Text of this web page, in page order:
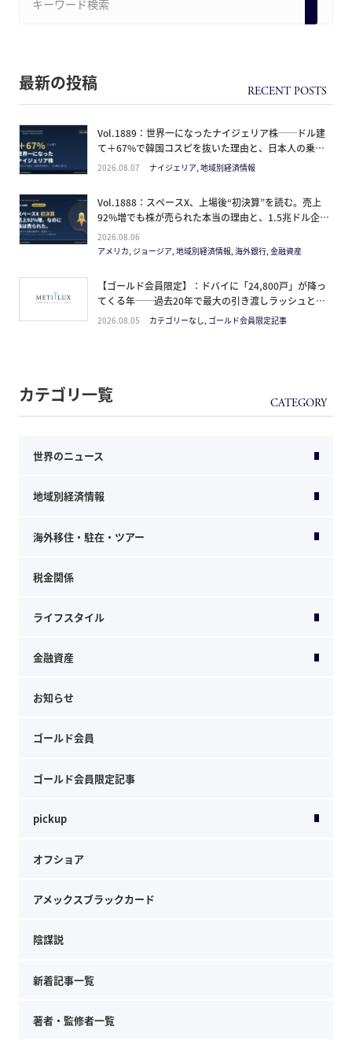
最新の投稿
Vol.1889：世界一になったナイジェリア株──ドル建
て＋67%で韓国コスピを抜いた理由と、日本人の乗り
方
2026.08.07 ナイジェリア, 地域別経済情報
Vol.1888：スペースX、上場後“初決算”を読む。売上
92%増でも株が売られた本当の理由と、1.5兆ドル企業
の買い方。
2026.08.06
アメリカ, ジョージア, 地域別経済情報, 海外銀行, 金融資産
【ゴールド会員限定】：ドバイに「24,800戸」が降っ
てくる年──過去20年で最大の引き渡しラッシュと、
ミサイルが崩した“安全神話”。2027年の供給ピーク
2026.08.05 カテゴリーなし, ゴールド会員限定記事
カテゴリ一覧
世界のニュース
地域別経済情報
海外移住・駐在・ツアー
税金関係
ライフスタイル
金融資産
お知らせ
ゴールド会員
ゴールド会員限定記事
pickup
オフショア
アメックスブラックカード
陰謀説
新着記事一覧
著者・監修者一覧